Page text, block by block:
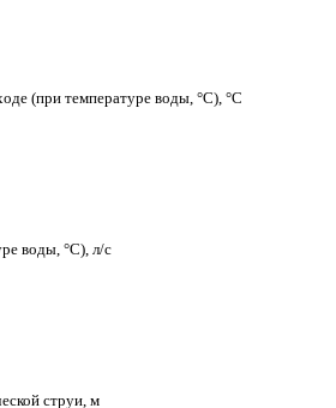
(при температуре воды, °С), °С
воды, °С), л/с
струи, м